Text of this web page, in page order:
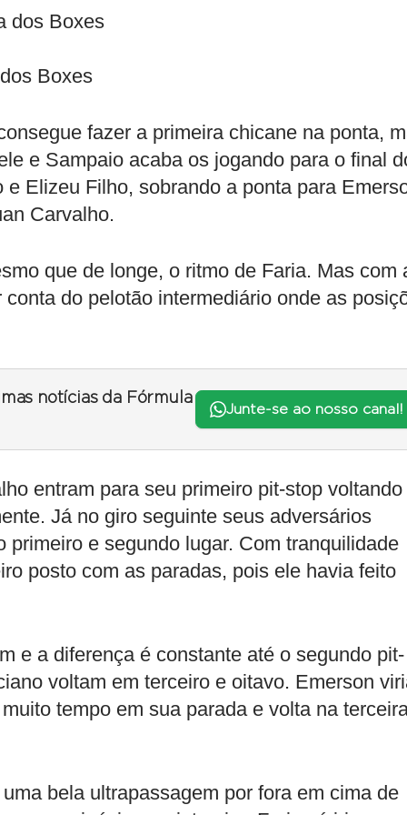
dos Boxes
Boxes
fazer a primeira chicane na ponta,
e Sampaio acaba os jogando para o final
Elizeu Filho, sobrando a ponta para
Carvalho.
que de longe, o ritmo de Faria. Mas com
do pelotão intermediário onde as
notícias da Fórmula
Junte-se ao nosso canal!
entram para seu primeiro pit-stop voltando
Já no giro seguinte seus adversários
e segundo lugar. Com tranquilidade
posto com as paradas, pois ele havia feito
e a diferença é constante até o segundo pit-
voltam em terceiro e oitavo. Emerson
tempo em sua parada e volta na
bela ultrapassagem por fora em cima de